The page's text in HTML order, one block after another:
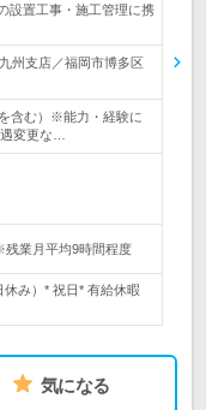
設置工事・施工管理に携
州支店／福岡市博多区
含む）※能力・経験に
変更な…
業月平均9時間程度
み）* 祝日* 有給休暇
気になる